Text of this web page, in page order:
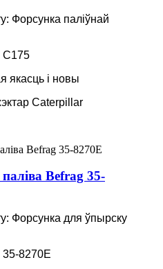
Форсунка паліўнай
C175
якасць і новы
Caterpillar
Befrag 35-
Форсунка для ўпырску
35-8270E